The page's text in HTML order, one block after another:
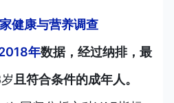
健康与营养调查
年数据，经过纳排，最
且符合条件的成年人。